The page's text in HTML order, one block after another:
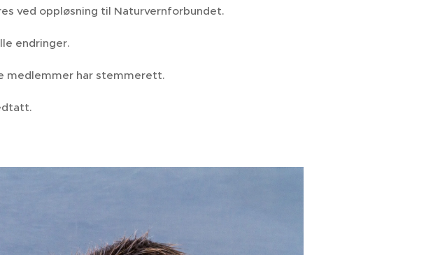
ved oppløsning til Naturvernforbundet.
endringer.
medlemmer har stemmerett.